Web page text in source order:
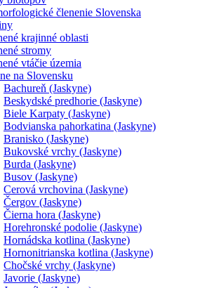
členenie Slovenska
krajinné oblasti
stromy
vtáčie územia
na Slovensku
Bachureň (Jaskyne)
Beskydské predhorie (Jaskyne)
Biele Karpaty (Jaskyne)
Bodvianska pahorkatina (Jaskyne)
Branisko (Jaskyne)
Bukovské vrchy (Jaskyne)
Burda (Jaskyne)
Busov (Jaskyne)
Cerová vrchovina (Jaskyne)
Čergov (Jaskyne)
Čierna hora (Jaskyne)
Horehronské podolie (Jaskyne)
Hornádska kotlina (Jaskyne)
Hornonitrianska kotlina (Jaskyne)
Chočské vrchy (Jaskyne)
Javorie (Jaskyne)